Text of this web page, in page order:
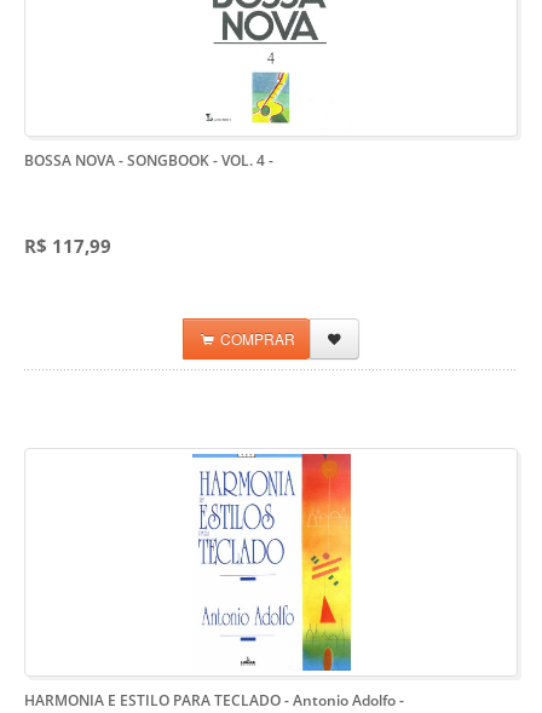
BOSSA NOVA - SONGBOOK - VOL. 4-
R$ 117,99
COMPRAR
HARMONIA E ESTILO PARA TECLADO - Antonio Adolfo-